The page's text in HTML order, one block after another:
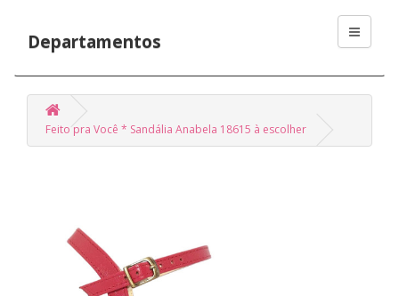
Departamentos
Feito pra Você * Sandália Anabela 18615 à escolher